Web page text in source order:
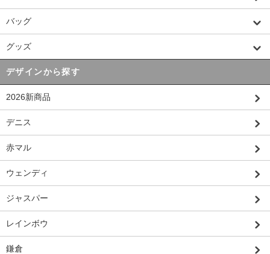
バッグ
グッズ
デザインから探す
2026新商品
デニス
赤マル
ウェンディ
ジャスパー
レインボウ
鎌倉